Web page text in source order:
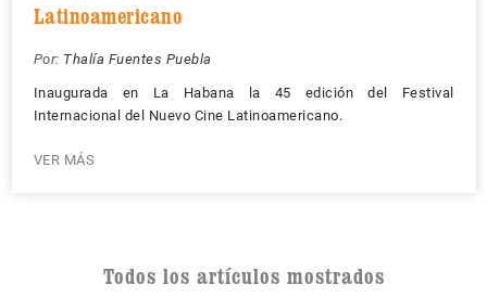
Latinoamericano
Por: Thalía Fuentes Puebla
Inaugurada en La Habana la 45 edición del Festival
Internacional del Nuevo Cine Latinoamericano.
VER MÁS
Todos los artículos mostrados